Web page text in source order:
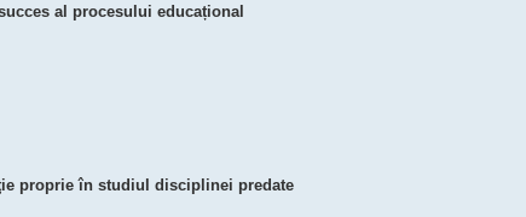
al procesului educațional
proprie în studiul disciplinei predate